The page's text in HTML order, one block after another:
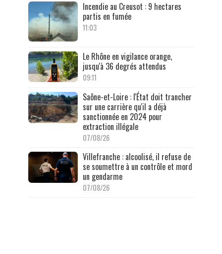
Incendie au Creusot : 9 hectares
partis en fumée
11:03
Le Rhône en vigilance orange,
jusqu'à 36 degrés attendus
09:11
Saône-et-Loire : l'État doit trancher
sur une carrière qu'il a déjà
sanctionnée en 2024 pour
extraction illégale
07/08/26
Villefranche : alcoolisé, il refuse de
se soumettre à un contrôle et mord
un gendarme
07/08/26